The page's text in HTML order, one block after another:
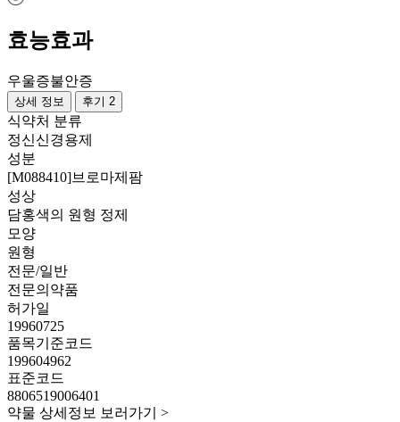
효능효과
우울증불안증
상세 정보 후기 2
식약처 분류
정신신경용제
성분
[M088410]브로마제팜
성상
담홍색의 원형 정제
모양
원형
전문/일반
전문의약품
허가일
19960725
품목기준코드
199604962
표준코드
8806519006401
약물 상세정보 보러가기 >